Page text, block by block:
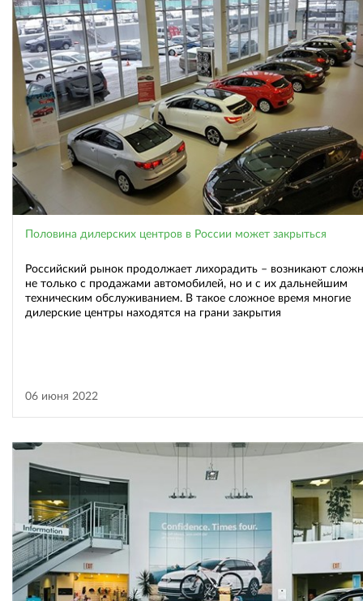
Половина дилерских центров в России может закрыться
Российский рынок продолжает лихорадить – возникают
не только с продажами автомобилей, но и с их дальнейшим
техническим обслуживанием. В такое сложное время многие
дилерские центры находятся на грани закрытия
06 июня 2022